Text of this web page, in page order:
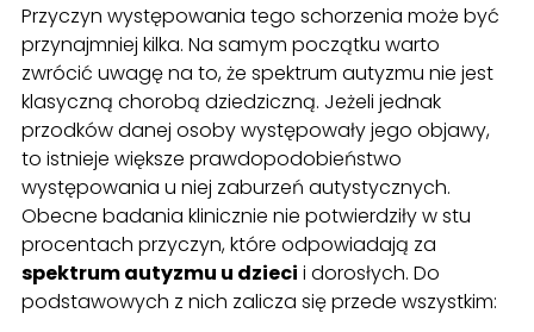
Przyczyn występowania tego schorzenia może być
przynajmniej kilka. Na samym początku warto
zwrócić uwagę na to, że spektrum autyzmu nie jest
klasyczną chorobą dziedziczną. Jeżeli jednak
przodków danej osoby występowały jego objawy,
to istnieje większe prawdopodobieństwo
występowania u niej zaburzeń autystycznych.
Obecne badania klinicznie nie potwierdziły w stu
procentach przyczyn, które odpowiadają za
spektrum autyzmu u dzieci i dorosłych. Do
podstawowych z nich zalicza się przede wszystkim: